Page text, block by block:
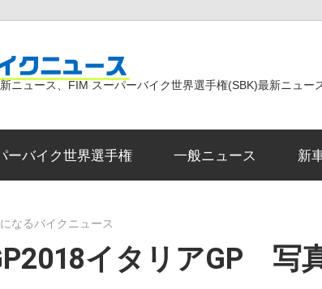
気
に
る
ニュース、FIM スーパーバイク世界選手権(SBK)最新ニュー
ーバイク世界選手権 一般ニュース 新
なるバイクニュース
イタリアGP 写